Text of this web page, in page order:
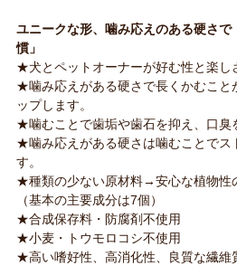
ユニークな形、噛み応えのある硬さで
慣」
★犬とペットオーナーが好む性と楽し
★噛み応えがある硬さで長くかむこと
ップします。
★噛むことで歯垢や歯石を抑え、口臭
★噛み応えがある硬さは噛むことでス
す。
★種類の少ない原材料→安心な植物性
（基本の主要成分は7個）
★合成保存料・防腐剤不使用
★小麦・トウモロコシ不使用
★高い嗜好性、高消化性、良質な繊維